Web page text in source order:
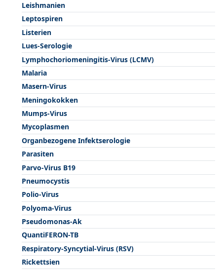
Leishmanien
Leptospiren
Listerien
Lues-Serologie
Lymphochoriomeningitis-Virus (LCMV)
Malaria
Masern-Virus
Meningokokken
Mumps-Virus
Mycoplasmen
Organbezogene Infektserologie
Parasiten
Parvo-Virus B19
Pneumocystis
Polio-Virus
Polyoma-Virus
Pseudomonas-Ak
QuantiFERON-TB
Respiratory-Syncytial-Virus (RSV)
Rickettsien